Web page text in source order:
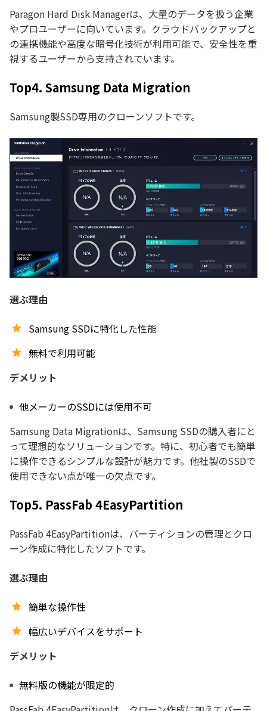
Paragon Hard Disk Managerは、大量のデータを扱う企業
やプロユーザーに向いています。クラウドバックアップと
の連携機能や高度な暗号化技術が利用可能で、安全性を重
視するユーザーから支持されています。
Top4. Samsung Data Migration
Samsung製SSD専用のクローンソフトです。
選ぶ理由
Samsung SSDに特化した性能
無料で利用可能
デメリット
他メーカーのSSDには使用不可
Samsung Data Migrationは、Samsung SSDの購入者にと
って理想的なソリューションです。特に、初心者でも簡単
に操作できるシンプルな設計が魅力です。他社製のSSDで
使用できない点が唯一の欠点です。
Top5. PassFab 4EasyPartition
PassFab 4EasyPartitionは、パーティションの管理とクロ
ーン作成に特化したソフトです。
選ぶ理由
簡単な操作性
幅広いデバイスをサポート
デメリット
無料版の機能が限定的